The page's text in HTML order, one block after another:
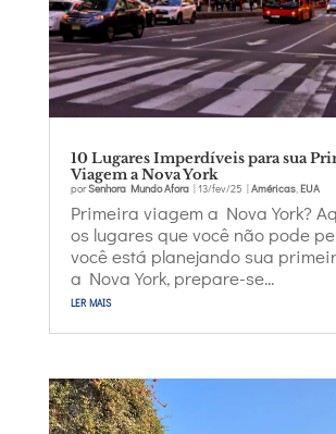
10 Lugares Imperdíveis para sua
Viagem a Nova York
porSenhora Mundo Afora|13/fev/25 |Américas,EUA
Primeira viagem a Nova York?
os lugares que você não pode
você está planejando sua
a Nova York, prepare-se...
ler mais